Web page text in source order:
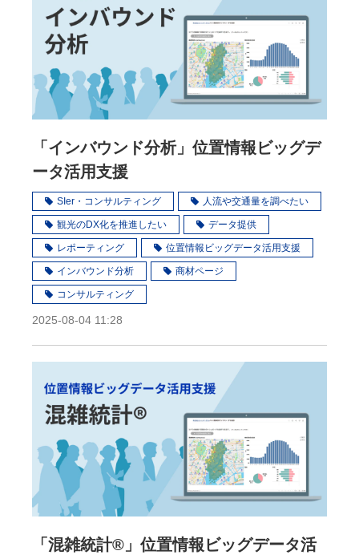
「インバウンド分析」位置情報ビッグデ
ータ活用支援
SIer・コンサルティング 人流や交通量を調べたい
観光のDX化を推進したい データ提供
レポーティング 位置情報ビッグデータ活用支援
インバウンド分析 商材ページ
コンサルティング
2025-08-04 11:28
「混雑統計®」位置情報ビッグデータ活